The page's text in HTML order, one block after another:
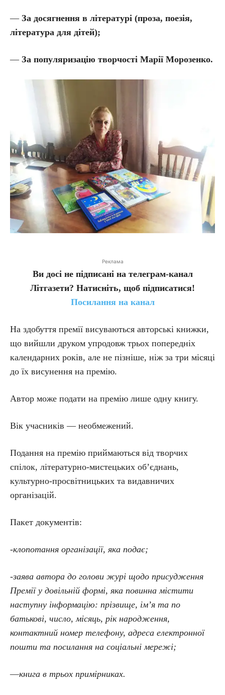
— За досягнення в літературі (проза, поезія,
література для дітей);
— За популяризацію творчості Марії Морозенко.
Реклама
Ви досі не підписані на телеграм-канал
Літгазети? Натисніть, щоб підписатися!
Посилання на канал
На здобуття премії висуваються авторські книжки,
що вийшли друком упродовж трьох попередніх
календарних років, але не пізніше, ніж за три місяці
до їх висунення на премію.
Автор може подати на премію лише одну книгу.
Вік учасників — необмежений.
Подання на премію приймаються від творчих
спілок, літературно-мистецьких об’єднань,
культурно-просвітницьких та видавничих
організацій.
Пакет документів:
-клопотання організації, яка подає;
-заява автора до голови журі щодо присудження
Премії у довільній формі, яка повинна містити
наступну інформацію: прізвище, ім’я та по
батькові, число, місяць, рік народження,
контактний номер телефону, адреса електронної
пошти та посилання на соціальні мережі;
—книга в трьох примірниках.